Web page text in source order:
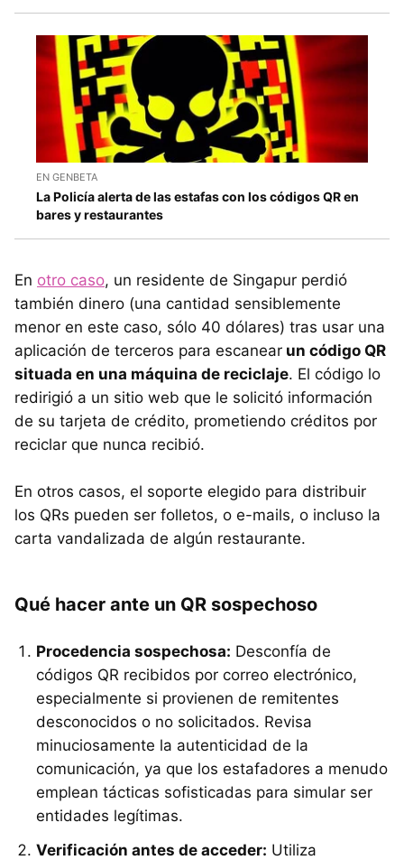
EN GENBETA
La Policía alerta de las estafas con los códigos QR en
bares y restaurantes
En otro caso, un residente de Singapur perdió
también dinero (una cantidad sensiblemente
menor en este caso, sólo 40 dólares) tras usar una
aplicación de terceros para escanear un código QR
situada en una máquina de reciclaje. El código lo
redirigió a un sitio web que le solicitó información
de su tarjeta de crédito, prometiendo créditos por
reciclar que nunca recibió.
En otros casos, el soporte elegido para distribuir
los QRs pueden ser folletos, o e-mails, o incluso la
carta vandalizada de algún restaurante.
Qué hacer ante un QR sospechoso
Procedencia sospechosa: Desconfía de
códigos QR recibidos por correo electrónico,
especialmente si provienen de remitentes
desconocidos o no solicitados. Revisa
minuciosamente la autenticidad de la
comunicación, ya que los estafadores a menudo
emplean tácticas sofisticadas para simular ser
entidades legítimas.
Verificación antes de acceder: Utiliza